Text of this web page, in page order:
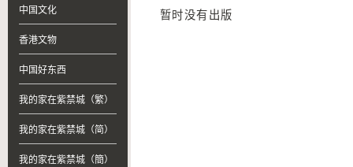
中国文化
香港文物
中国好东西
我的家在紫禁城（繁）
我的家在紫禁城（简）
我的家在紫禁城（簡）
暂时没有出版